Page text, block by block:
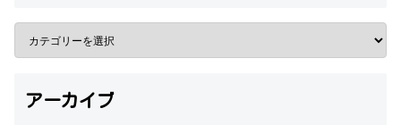
アーカイブ